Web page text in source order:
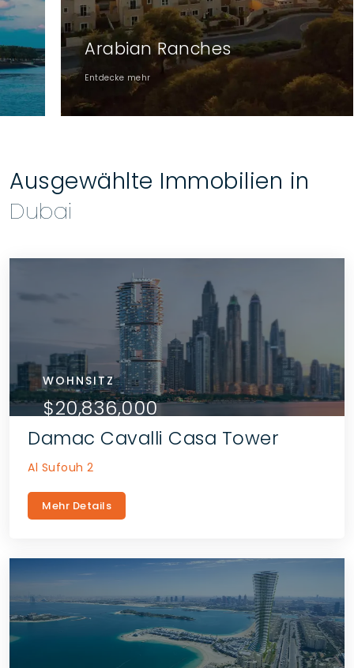
Arabian Ranches
Entdecke mehr
Ausgewählte Immobilien in
Dubai
WOHNSITZ
$20,836,000
Damac Cavalli Casa Tower
Al Sufouh 2
Mehr Details